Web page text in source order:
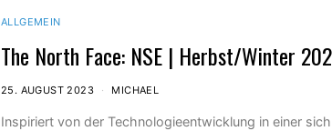
ALLGEMEIN
The North Face: NSE | Herbst/Winter
25. AUGUST 2023 MICHAEL
Inspiriert von der Technologieentwicklung in einer sich